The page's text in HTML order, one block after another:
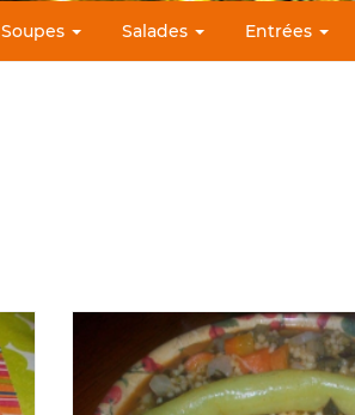
Soupes Salades Entrées